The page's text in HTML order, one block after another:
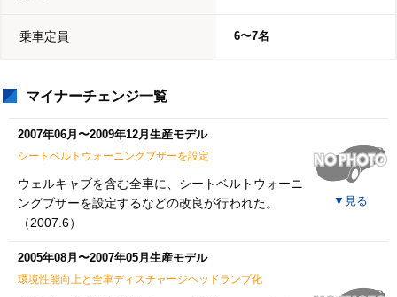
乗車定員 6〜7名
マイナーチェンジ一覧
2007年06月〜2009年12月生産モデル
シートベルトウォーニングブザーを設定
ウェルキャブを含む全車に、シートベルトウォーニ
ングブザーを設定するなどの改良が行われた。
（2007.6）
▼ 見る
2005年08月〜2007年05月生産モデル
環境性能向上と全車ディスチャージヘッドランプ化